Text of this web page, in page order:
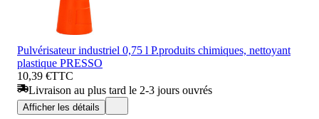
Pulvérisateur industriel 0,75 l P.produits chimiques, nettoyant
plastique PRESSO
10,39 €TTC
Livraison au plus tard le 2-3 jours ouvrés
Afficher les détails